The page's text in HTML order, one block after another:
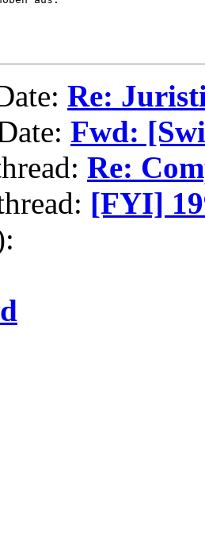
Re:
Fwd:
Re:
[FYI]